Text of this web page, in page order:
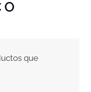
que